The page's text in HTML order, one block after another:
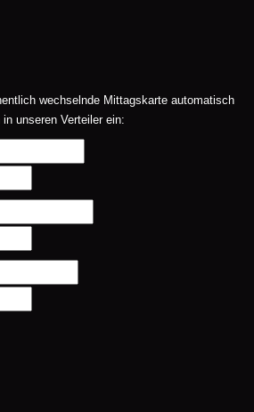
wechselnde Mittagskarte automatisch
unseren Verteiler ein: